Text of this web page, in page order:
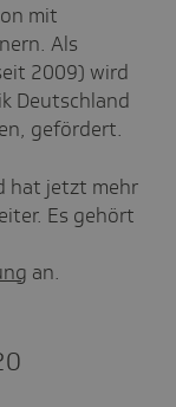
mit
Als
2009) wird
Deutschland
gefördert.
hat jetzt mehr
Es gehört
an.